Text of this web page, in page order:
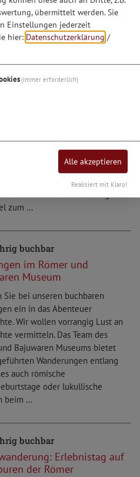
Room im Römer und
Museum
fremd, Rätsel und
ein eigenes
Unsere
des Limesturms befindet sich
in den germansichen
und muss der Wachablösung den
zum ...
buchbar
im Römer und
Museum
Sie bei unseren buchbaren
ein in das Abenteuer
Wir wollen vorrangig Lust an
vermitteln. Das Team des
Bajuwaren Museums bietet
Wanderungen entlang
auch römische
oder lukullische
beim ...
buchbar
Erlebnistag auf
der Römer
übermittelt werden. Sie
Einstellungen jederzeit
hier: Datenschutzerklärung /
(immer erforderlich)
Alle akzeptieren
Realisiert mit Klaro!